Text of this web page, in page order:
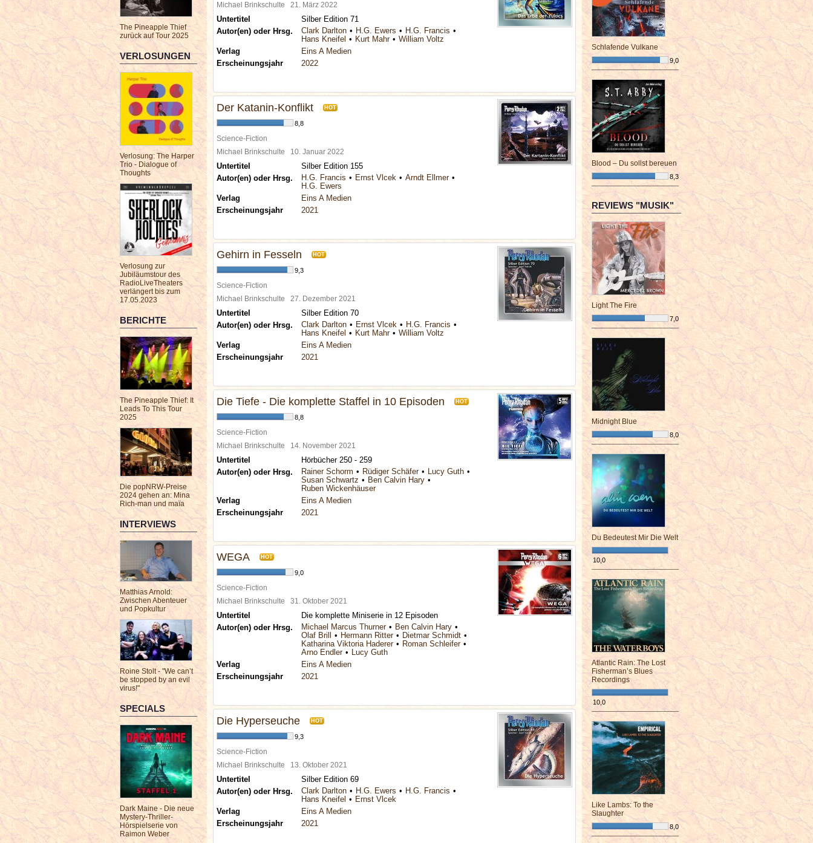
The Pineapple Thief
zurück auf Tour 2025
VERLOSUNGEN
Verlosung: The Harper
Trio - Dialogue of
Thoughts
Verlosung zur
Jubiläumstour des
RadioLiveTheaters
verlängert bis zum
17.05.2023
BERICHTE
The Pineapple Thief: It
Leads To This Tour
2025
Die popNRW-Preise
2024 gehen an: Mina
Rich-man und maïa
INTERVIEWS
Matthias Arnold:
Zwischen Abenteuer
und Popkultur
Roine Stolt - "We can’t
be stopped by an evil
virus!"
SPECIALS
Dark Maine - Die neue
Mystery-Thriller-
Hörspielserie von
Raimon Weber
Michael Brinkschulte 21. März 2022
Untertitel
Silber Edition 71
Autor(en) oder Hrsg.
Clark Darlton H.G. Ewers
H.G. Francis
Hans Kneifel
Kurt Mahr
William Voltz
Verlag
Eins A Medien
Erscheinungsjahr
2022
Der Katanin-Konflikt HOT
8,8
Science-Fiction
Michael Brinkschulte 10. Januar 2022
Untertitel
Silber Edition 155
Autor(en) oder Hrsg.
H.G. Francis Ernst Vlcek
Arndt Ellmer
H.G. Ewers
Verlag
Eins A Medien
Erscheinungsjahr
2021
Gehirn in Fesseln HOT
9,3
Science-Fiction
Michael Brinkschulte 27. Dezember 2021
Untertitel
Silber Edition 70
Autor(en) oder Hrsg.
Clark Darlton Ernst Vlcek
H.G. Francis
Hans Kneifel
Kurt Mahr
William Voltz
Verlag
Eins A Medien
Erscheinungsjahr
2021
Die Tiefe - Die komplette Staffel in 10 Episoden HOT
8,8
Science-Fiction
Michael Brinkschulte 14. November 2021
Untertitel
Hörbücher 250 - 259
Autor(en) oder Hrsg.
Rainer Schorm Rüdiger Schäfer
Lucy Guth
Susan Schwartz
Ben Calvin Hary
Ruben Wickenhäuser
Verlag
Eins A Medien
Erscheinungsjahr
2021
WEGA HOT
9,0
Science-Fiction
Michael Brinkschulte 31. Oktober 2021
Untertitel
Die komplette Miniserie in 12 Episoden
Autor(en) oder Hrsg.
Michael Marcus Thurner
Ben Calvin Hary
Olaf Brill
Hermann Ritter
Dietmar Schmidt
Katharina Viktoria Haderer
Roman Schleifer
Arno Endler
Lucy Guth
Verlag
Eins A Medien
Erscheinungsjahr
2021
Die Hyperseuche HOT
9,3
Science-Fiction
Michael Brinkschulte 13. Oktober 2021
Untertitel
Silber Edition 69
Autor(en) oder Hrsg.
Clark Darlton H.G. Ewers
H.G. Francis
Hans Kneifel
Ernst Vlcek
Verlag
Eins A Medien
Erscheinungsjahr
2021
Schlafende Vulkane
9,0
¯¯¯¯¯¯¯¯¯¯¯¯¯¯¯¯¯¯¯¯¯¯¯¯
Blood – Du sollst bereuen
8,3
¯¯¯¯¯¯¯¯¯¯¯¯¯¯¯¯¯¯¯¯¯¯¯¯
REVIEWS "MUSIK"
Light The Fire
7,0
¯¯¯¯¯¯¯¯¯¯¯¯¯¯¯¯¯¯¯¯¯¯¯¯
Midnight Blue
8,0
¯¯¯¯¯¯¯¯¯¯¯¯¯¯¯¯¯¯¯¯¯¯¯¯
Du Bedeutest Mir Die Welt
10,0
¯¯¯¯¯¯¯¯¯¯¯¯¯¯¯¯¯¯¯¯¯¯¯¯
Atlantic Rain: The Lost
Fisherman’s Blues
Recordings
10,0
¯¯¯¯¯¯¯¯¯¯¯¯¯¯¯¯¯¯¯¯¯¯¯¯
Like Lambs: To the
Slaughter
8,0
¯¯¯¯¯¯¯¯¯¯¯¯¯¯¯¯¯¯¯¯¯¯¯¯